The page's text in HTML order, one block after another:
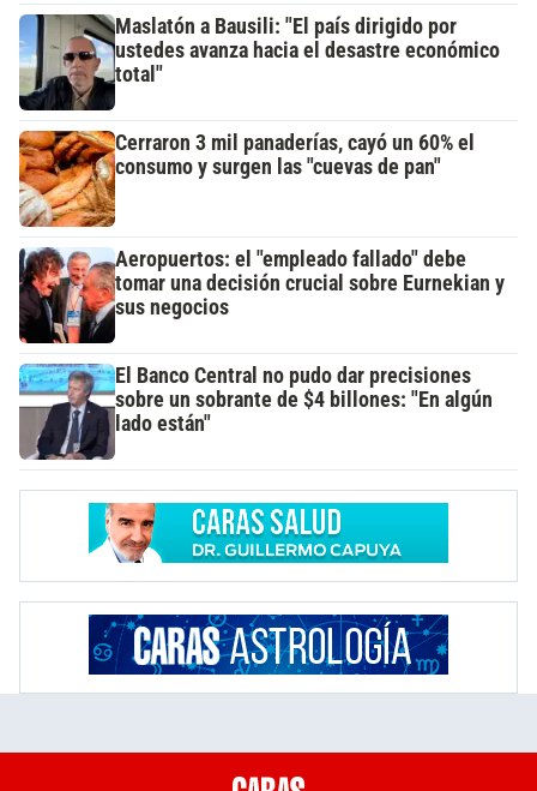
Maslatón a Bausili: "El país dirigido por
ustedes avanza hacia el desastre económico
total"
Cerraron 3 mil panaderías, cayó un 60% el
consumo y surgen las "cuevas de pan"
Aeropuertos: el "empleado fallado" debe
tomar una decisión crucial sobre Eurnekian y
sus negocios
El Banco Central no pudo dar precisiones
sobre un sobrante de $4 billones: "En algún
lado están"